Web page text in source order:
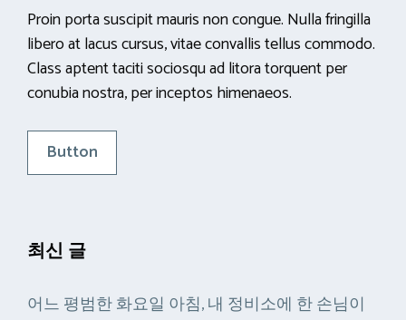
Proin porta suscipit mauris non congue. Nulla fringilla
libero at lacus cursus, vitae convallis tellus commodo.
Class aptent taciti sociosqu ad litora torquent per
conubia nostra, per inceptos himenaeos.
Button
최신 글
어느 평범한 화요일 아침, 내 정비소에 한 손님이